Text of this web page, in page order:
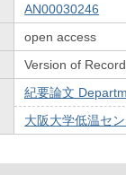
AN00030246
open access
Version of Record
紀要論文
大阪大学低温セ